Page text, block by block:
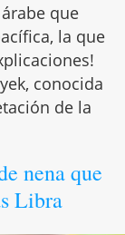
que
la que
conocida
de la
nena que
Libra